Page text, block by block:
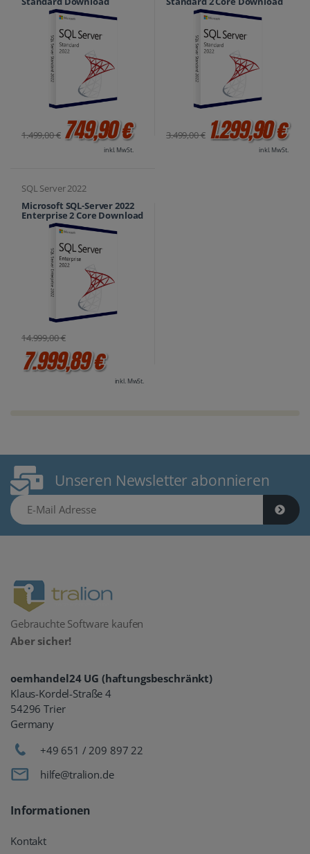
1.499,00 € 749,90 €
inkl. MwSt.
3.499,00 € 1.299,90 €
inkl. MwSt.
SQL Server 2022
Microsoft SQL-Server 2022
Enterprise 2 Core Download
14.999,00 €
7.999,89 €
inkl. MwSt.
Unseren Newsletter abonnieren
E-Mail Adresse
Gebrauchte Software kaufen
Aber sicher!
oemhandel24 UG (haftungsbeschränkt)
Klaus-Kordel-Straße 4
54296 Trier
Germany
+49 651 / 209 897 22
hilfe@tralion.de
Informationen
Kontakt